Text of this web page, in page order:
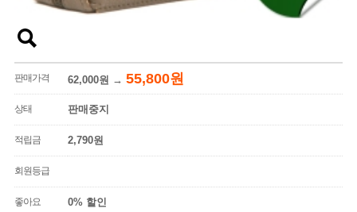
판매가격 62,000원 → 55,800원
상태 판매중지
적립금 2,790원
회원등급
좋아요 0% 할인